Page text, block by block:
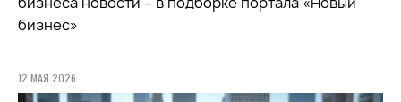
бизнес»
12 МАЯ 2026